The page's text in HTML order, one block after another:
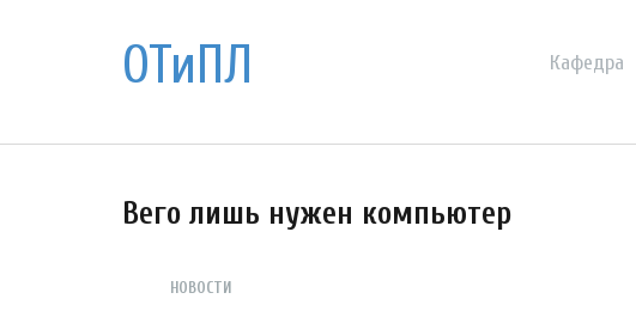
ОТиПЛ Кафедра
Вего лишь нужен компьютер
НОВОСТИ